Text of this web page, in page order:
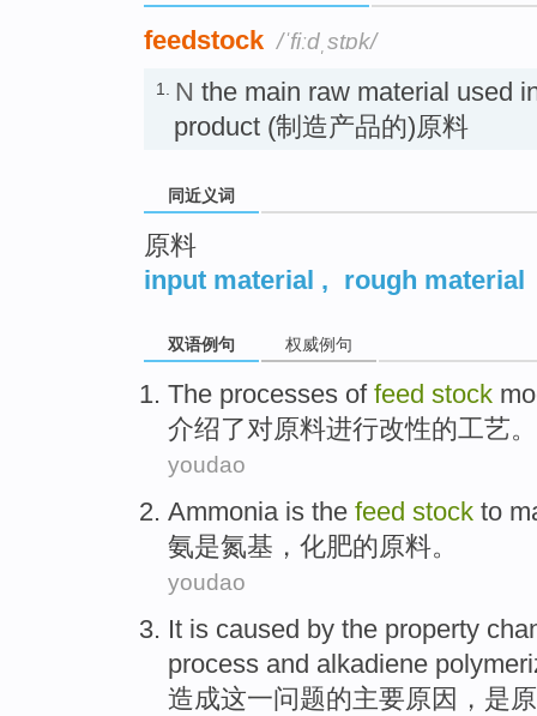
feedstock /ˈfiːdˌstɒk/
1. N the main raw material used
product (制造产品的)原料
同近义词
原料
input material , rough material
双语例句 权威例句
The processes of feed stock
介绍了对原料进行改性的工艺。
youdao
Ammonia is the feed stock to
氨是氮基， 化肥的 原料。
youdao
It is caused by the property
process and alkadiene
造成这一问题的主要原因， 是